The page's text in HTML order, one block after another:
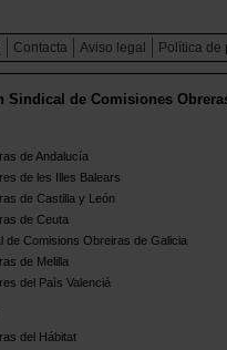
Contacta Aviso legal Política de
Sindical de Comisiones
de Andalucía
de les Illes Balears
de Castilla y León
de Ceuta
de Comisions Obreiras de Galicia
de Melilla
del Paìs Valenciá
del Hábitat